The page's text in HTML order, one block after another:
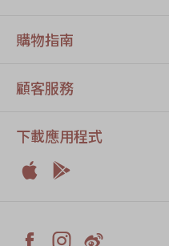
  
購物指南
顧客服務
下載應用程式

